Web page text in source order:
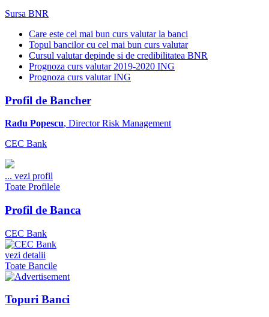
Sursa BNR
Care este cel mai bun curs valutar la banci
Topul bancilor cu cel mai bun curs valutar
Cursul valutar depinde si de credibilitatea BNR
Prognoza curs valutar 2019-2020 ING
Prognoza curs valutar ING
Profil de Bancher
Radu Popescu, Director Risk Management
CEC Bank
... vezi profil
Toate Profilele
Profil de Banca
CEC Bank
vezi detalii
Toate Bancile
Topuri Banci